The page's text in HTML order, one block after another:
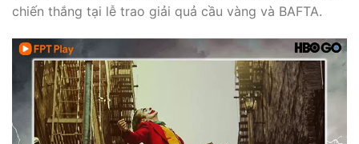
chiến thắng tại lễ trao giải quả cầu vàng và BAFTA.